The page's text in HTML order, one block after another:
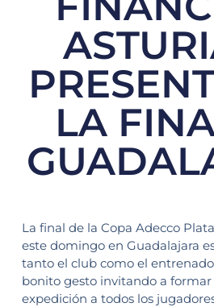
LA
La final de la Copa Adecco
este domingo en Guadalajara
tanto el club como el
bonito gesto invitando a
expedición a todos los